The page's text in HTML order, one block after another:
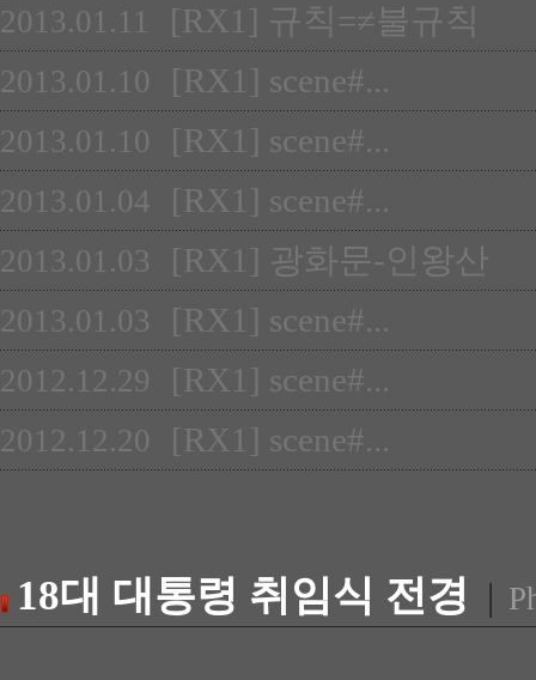
2013.01.11 [RX1] 규칙=≠불규칙
2013.01.10 [RX1] scene#...
2013.01.10 [RX1] scene#...
2013.01.04 [RX1] scene#...
2013.01.03 [RX1] 광화문-인왕산
2013.01.03 [RX1] scene#...
2012.12.29 [RX1] scene#...
2012.12.20 [RX1] scene#...
18대 대통령 취임식 전경 |